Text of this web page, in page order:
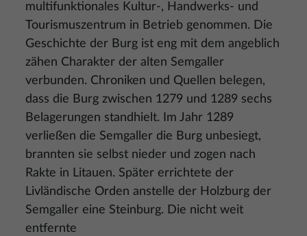
multifunktionales Kultur-, Handwerks- und
Tourismuszentrum in Betrieb genommen. Die
Geschichte der Burg ist eng mit dem angeblich
zähen Charakter der alten Semgaller
verbunden. Chroniken und Quellen belegen,
dass die Burg zwischen 1279 und 1289 sechs
Belagerungen standhielt. Im Jahr 1289
verließen die Semgaller die Burg unbesiegt,
brannten sie selbst nieder und zogen nach
Rakte in Litauen. Später errichtete der
Livländische Orden anstelle der Holzburg der
Semgaller eine Steinburg. Die nicht weit
entfernte